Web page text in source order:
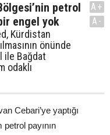
petrol
engel yok
Kürdistan
önünde
ile Bağdat
odaklı
A+
A-
Cebari’ye yaptığı
payının